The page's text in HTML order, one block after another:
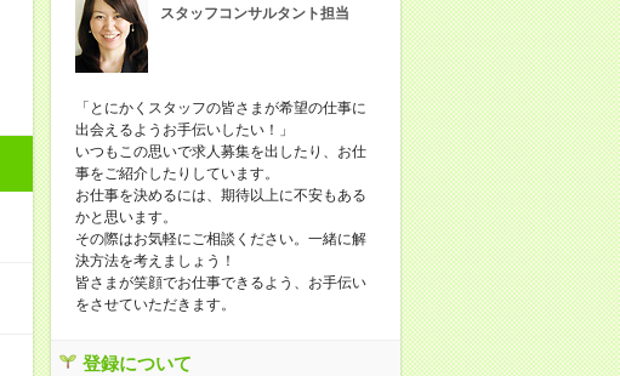
スタッフコンサルタント担当
「とにかくスタッフの皆さまが希望の仕事に
出会えるようお手伝いしたい！」
いつもこの思いで求人募集を出したり、お仕
事をご紹介したりしています。
お仕事を決めるには、期待以上に不安もある
かと思います。
その際はお気軽にご相談ください。一緒に解
決方法を考えましょう！
皆さまが笑顔でお仕事できるよう、お手伝い
をさせていただきます。
登録について